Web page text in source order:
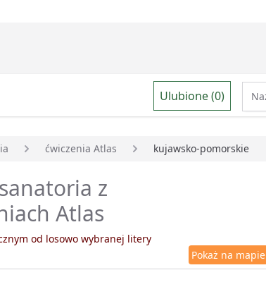
Ulubione (0)
ćwiczenia Atlas kujawsko-pomorskie
z
Atlas
od losowo wybranej litery
Pokaż na mapie